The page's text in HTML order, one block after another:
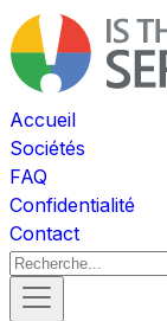
Accueil
Sociétés
FAQ
Confidentialité
Contact